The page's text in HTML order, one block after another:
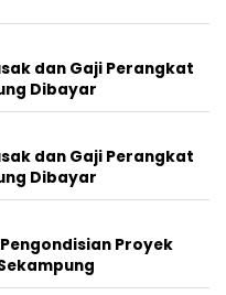
dan Gaji Perangkat
Dibayar
dan Gaji Perangkat
Dibayar
Pengondisian Proyek